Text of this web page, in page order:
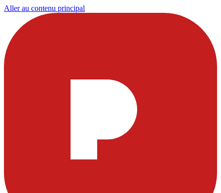
Aller au contenu principal